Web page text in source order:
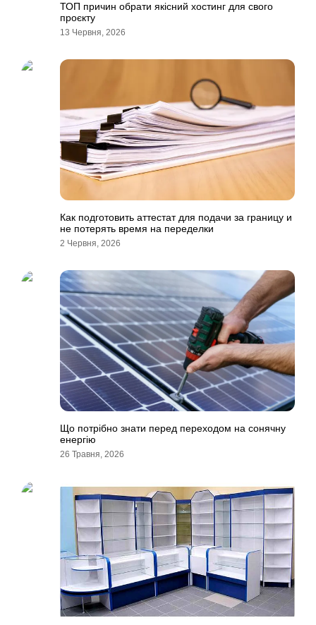
ТОП причин обрати якісний хостинг для свого
проєкту
13 Червня, 2026
Как подготовить аттестат для подачи за границу и
не потерять время на переделки
2 Червня, 2026
Що потрібно знати перед переходом на сонячну
енергію
26 Травня, 2026